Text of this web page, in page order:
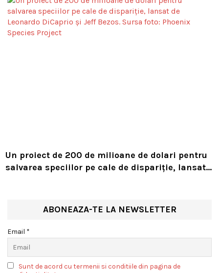
Un proiect de 200 de milioane de dolari pentru
salvarea speciilor pe cale de dispariție, lansat
ABONEAZA-TE LA NEWSLETTER
Email *
Sunt de acord cu termenii si conditiile din pagina de